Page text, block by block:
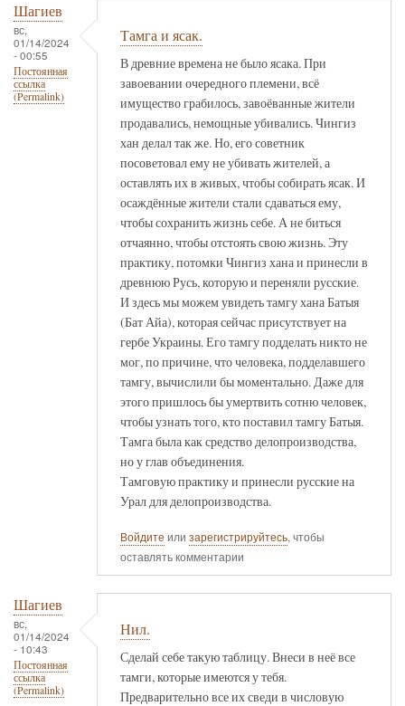
Шагиев
вс,
01/14/2024
- 00:55
Постоянная
ссылка
(Permalink)
Тамга и ясак.
В древние времена не было ясака. При
завоевании очередного племени, всё
имущество грабилось, завоёванные жители
продавались, немощные убивались. Чингиз
хан делал так же. Но, его советник
посоветовал ему не убивать жителей, а
оставлять их в живых, чтобы собирать ясак. И
осаждённые жители стали сдаваться ему,
чтобы сохранить жизнь себе. А не биться
отчаянно, чтобы отстоять свою жизнь. Эту
практику, потомки Чингиз хана и принесли в
древнюю Русь, которую и переняли русские.
И здесь мы можем увидеть тамгу хана Батыя
(Бат Айа), которая сейчас присутствует на
гербе Украины. Его тамгу подделать никто не
мог, по причине, что человека, подделавшего
тамгу, вычислили бы моментально. Даже для
этого пришлось бы умертвить сотню человек,
чтобы узнать того, кто поставил тамгу Батыя.
Тамга была как средство делопроизводства,
но у глав объединения.
Тамговую практику и принесли русские на
Урал для делопроизводства.
Войдите или зарегистрируйтесь, чтобы
оставлять комментарии
Шагиев
вс,
01/14/2024
- 10:43
Постоянная
ссылка
(Permalink)
Нил.
Сделай себе такую таблицу. Внеси в неё все
тамги, которые имеются у тебя.
Предварительно все их сведи в числовую